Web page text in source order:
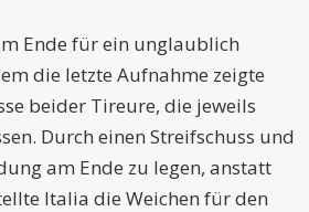
Ende für ein unglaublich
die letzte Aufnahme zeigte
beider Tireure, die jeweils
Durch einen Streifschuss und
am Ende zu legen, anstatt
Italia die Weichen für den